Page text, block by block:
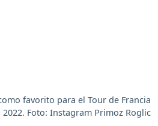
favorito para el Tour de Francia
2022. Foto: Instagram Primoz Roglic